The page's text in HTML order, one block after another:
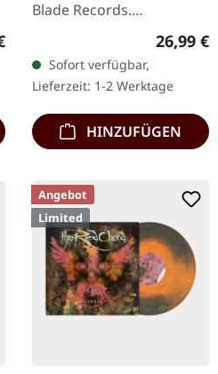
Preis:
Blade Records.
Beige/Dunkelrotes Vinyl
mit "Merge"-Effekt im
Gatefold-Cover mit 6-
seitigem Insert…
26,99 €
Sofort verfügbar,
Lieferzeit: 1-2 Werktage
HINZUFÜGEN
Angebot
Limited